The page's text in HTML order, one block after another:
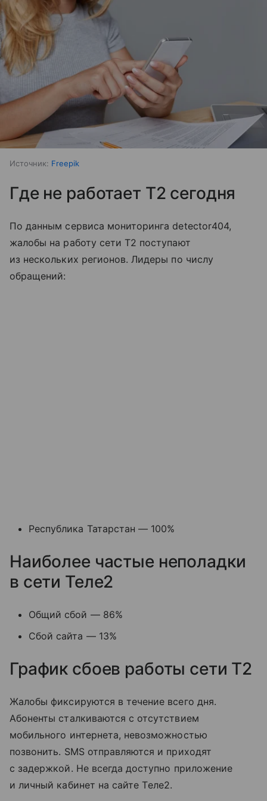
Источник: Freepik
Где не работает T2 сегодня
По данным сервиса мониторинга detector404,
жалобы на работу сети T2 поступают
из нескольких регионов. Лидеры по числу
обращений:
Республика Татарстан — 100%
Наиболее частые неполадки
в сети Теле2
Общий сбой — 86%
Сбой сайта — 13%
График сбоев работы сети T2
Жалобы фиксируются в течение всего дня.
Абоненты сталкиваются с отсутствием
мобильного интернета, невозможностью
позвонить. SMS отправляются и приходят
с задержкой. Не всегда доступно приложение
и личный кабинет на сайте Tеле2.